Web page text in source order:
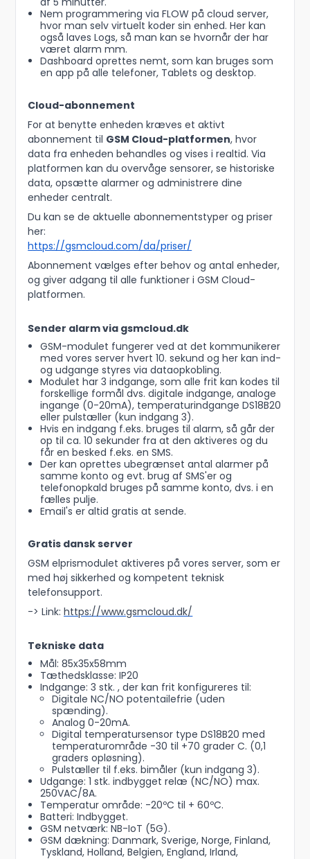
Nem programmering via FLOW på cloud server,
hvor man selv virtuelt koder sin enhed. Her kan
også laves Logs, så man kan se hvornår der har
været alarm mm.
Dashboard oprettes nemt, som kan bruges som
en app på alle telefoner, Tablets og desktop.
Cloud-abonnement
For at benytte enheden kræves et aktivt
abonnement til GSM Cloud-platformen, hvor
data fra enheden behandles og vises i realtid. Via
platformen kan du overvåge sensorer, se historiske
data, opsætte alarmer og administrere dine
enheder centralt.
Du kan se de aktuelle abonnementstyper og priser
her:
https://gsmcloud.com/da/priser/
Abonnement vælges efter behov og antal enheder,
og giver adgang til alle funktioner i GSM Cloud-
platformen.
Sender alarm via gsmcloud.dk
GSM-modulet fungerer ved at det kommunikerer
med vores server hvert 10. sekund og her kan ind-
og udgange styres via dataopkobling.
Modulet har 3 indgange, som alle frit kan kodes til
forskellige formål dvs. digitale indgange, analoge
ingange (0-20mA), temperaturindgange DS18B20
eller pulstæller (kun indgang 3).
Hvis en indgang f.eks. bruges til alarm, så går der
op til ca. 10 sekunder fra at den aktiveres og du
får en besked f.eks. en SMS.
Der kan oprettes ubegrænset antal alarmer på
samme konto og evt. brug af SMS'er og
telefonopkald bruges på samme konto, dvs. i en
fælles pulje.
Email's er altid gratis at sende.
Gratis dansk server
GSM elprismodulet aktiveres på vores server, som er
med høj sikkerhed og kompetent teknisk
telefonsupport.
-> Link:https://www.gsmcloud.dk/
Tekniske data
Mål: 85x35x58mm
Tæthedsklasse: IP20
Indgange: 3 stk. , der kan frit konfigureres til:
Digitale NC/NO potentailefrie (uden
spænding).
Analog 0-20mA.
Digital temperatursensor type DS18B20 med
temperaturområde -30 til +70 grader C. (0,1
graders opløsning).
Pulstæller til f.eks. bimåler (kun indgang 3).
Udgange: 1 stk. indbygget relæ (NC/NO) max.
250VAC/8A.
Temperatur område: -20ºC til + 60ºC.
Batteri: Indbygget.
GSM netværk: NB-IoT (5G).
GSM dækning: Danmark, Sverige, Norge, Finland,
Tyskland, Holland, Belgien, England, Irland,